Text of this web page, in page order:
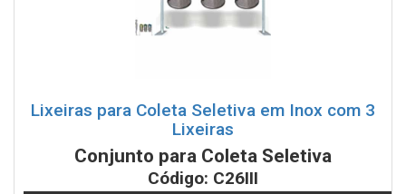
Lixeiras para Coleta Seletiva em Inox com 3
Lixeiras
Conjunto para Coleta Seletiva
Código: C26III